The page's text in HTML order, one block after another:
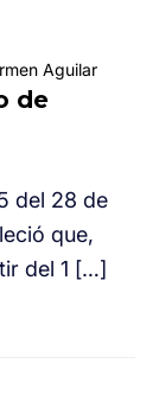
Aguilar
de
del 28 de
que,
del 1 […]